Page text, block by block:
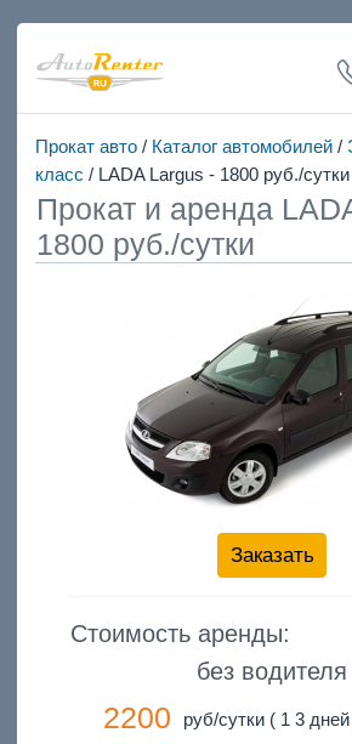
Прокат авто/ Каталог автомобилей/
класс / LADA Largus - 1800 руб./сутки
Прокат и аренда
1800 руб./сутки
Заказать
Стоимость аренды:
без водителя
2200 руб/сутки ( 1 3 дней